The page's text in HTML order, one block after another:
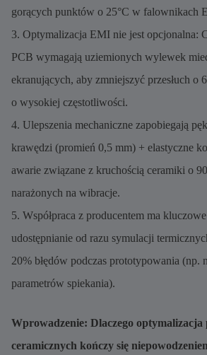
gorących punktów o 25°C w falownikach
3. Optymalizacja EMI nie jest opcjonalna:
PCB wymagają uziemionych wylewek
ekranujących, aby zmniejszyć przesłuch o
o wysokiej częstotliwości.
4. Ulepszenia mechaniczne zapobiegają
krawędzi (promień 0,5 mm) + elastyczne
awarie związane z kruchością ceramiki o
narażonych na wibracje.
5. Współpraca z producentem ma
udostępnianie od razu symulacji
20% błędów podczas prototypowania (np.
parametrów spiekania).
Wprowadzenie: Dlaczego optymalizacja
ceramicznych kończy się